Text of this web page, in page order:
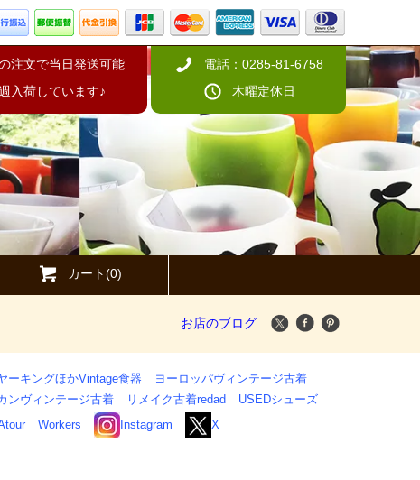
注文で当日発送可能
入荷しています♪
電話：0285-81-6758
木曜定休日
カート(0)
お店のブログ
ーキングほかVintage食器
ヨーロッパヴィンテージ古着
ンヴィンテージ古着
リメイク古着redad
USEDシューズ
Workers Instagram X